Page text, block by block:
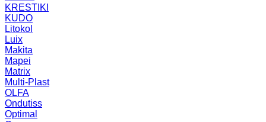
KRESTIKI
KUDO
Litokol
Luix
Makita
Mapei
Matrix
Multi-Plast
OLFA
Ondutiss
Optimal